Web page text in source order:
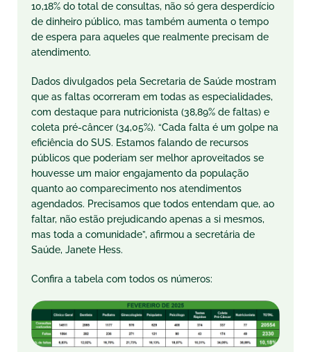
10,18% do total de consultas, não só gera desperdício
de dinheiro público, mas também aumenta o tempo
de espera para aqueles que realmente precisam de
atendimento.
Dados divulgados pela Secretaria de Saúde mostram
que as faltas ocorreram em todas as especialidades,
com destaque para nutricionista (38,89% de faltas) e
coleta pré-câncer (34,05%). “Cada falta é um golpe na
eficiência do SUS. Estamos falando de recursos
públicos que poderiam ser melhor aproveitados se
houvesse um maior engajamento da população
quanto ao comparecimento nos atendimentos
agendados. Precisamos que todos entendam que, ao
faltar, não estão prejudicando apenas a si mesmos,
mas toda a comunidade”, afirmou a secretária de
Saúde, Janete Hess.
Confira a tabela com todos os números: